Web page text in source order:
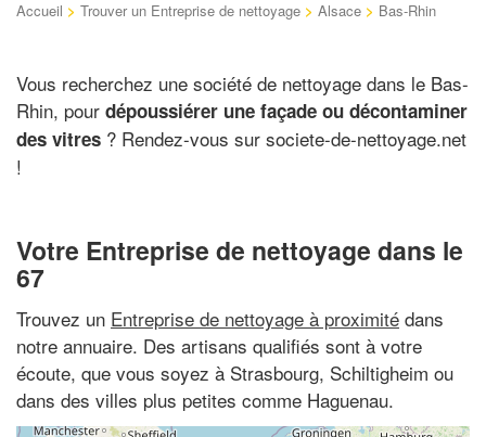
Accueil > Trouver un Entreprise de nettoyage > Alsace > Bas-Rhin
Vous recherchez une société de nettoyage dans le Bas-
Rhin, pour dépoussiérer une façade ou décontaminer
des vitres ? Rendez-vous sur societe-de-nettoyage.net
!
Votre Entreprise de nettoyage dans le
67
Trouvez un Entreprise de nettoyage à proximité dans
notre annuaire. Des artisans qualifiés sont à votre
écoute, que vous soyez à Strasbourg, Schiltigheim ou
dans des villes plus petites comme Haguenau.